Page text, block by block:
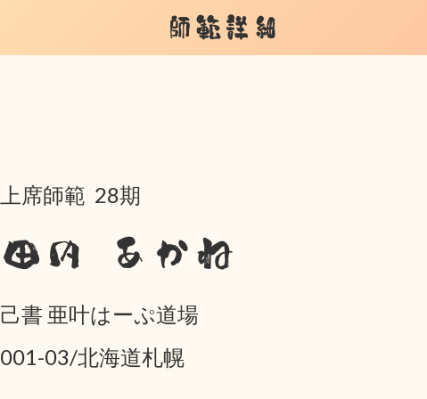
師範詳細
上席師範 28期
田内 あかね
己書 亜叶はーぷ道場
001-03/北海道札幌